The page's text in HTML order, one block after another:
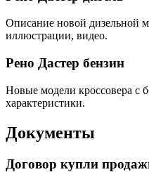
Описание новой дизельной
иллюстрации, видео.
Рено Дастер бензин
Новые модели кроссовера с
характеристики.
Документы
Договор купли